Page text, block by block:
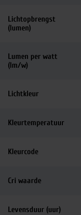
Lichtopbrengst
(lumen)
Lumen per watt
(lm/w)
Lichtkleur
Kleurtemperatuur
Kleurcode
Cri waarde
Levensduur (uur)